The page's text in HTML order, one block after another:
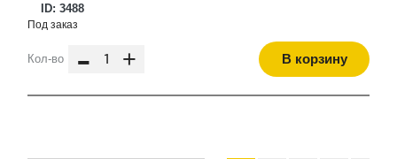
ID: 3488
Под заказ
Кол-во - + В корзину